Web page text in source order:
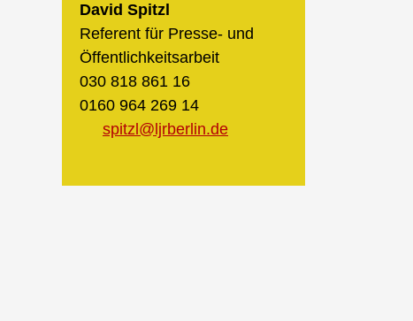
David Spitzl
Referent für Presse- und
Öffentlichkeitsarbeit
030 818 861 16
0160 964 269 14
spitzl@ljrberlin.de